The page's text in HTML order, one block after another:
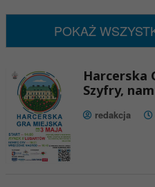
POKAŻ
Harcerska
Szyfry,
redakcja